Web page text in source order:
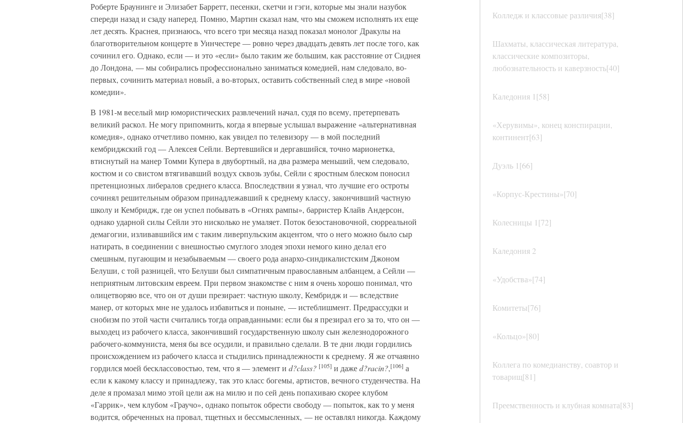
Колледж и классовые различия[38]
Шахматы, классическая литература,
классические композиторы,
любознательность и каверзность[40]
Каледония 1[58]
«Херувимы», конец конспирации,
континент[63]
Дуэль 1[66]
«Корпус-Крестины»[70]
Колесницы 1[72]
Каледония 2
«Удобства»[74]
Комитеты[76]
«Кольцо»[80]
Коллега по комедианству, соавтор и
товарищ[81]
Преемственность и клубная комната[83]
Роберте Браунинге и Элизабет Барретт, песенки, скетчи и гэги, которые мы знали назубок
спереди назад и сзаду наперед. Помню, Мартин сказал нам, что мы сможем исполнять их еще
лет десять. Краснея, признаюсь, что всего три месяца назад показал монолог Дракулы на
благотворительном концерте в Уинчестере — ровно через двадцать девять лет после того, как
сочинил его. Однако, если — и это «если» было таким же большим, как расстояние от Сиднея
до Лондона, — мы собирались профессионально заниматься комедией, нам следовало, во-
первых, сочинить материал новый, а во-вторых, оставить собственный след в мире «новой
комедии».
В 1981-м веселый мир юмористических развлечений начал, судя по всему, претерпевать
великий раскол. Не могу припомнить, когда я впервые услышал выражение «альтернативная
комедия», однако отчетливо помню, как увидел по телевизору — в мой последний
кембриджский год — Алексея Сейли. Вертевшийся и дергавшийся, точно марионетка,
втиснутый на манер Томми Купера в двубортный, на два размера меньший, чем следовало,
костюм и со свистом втягивавший воздух сквозь зубы, Сейли с яростным блеском поносил
претенциозных либералов среднего класса. Впоследствии я узнал, что лучшие его остроты
сочинял решительным образом принадлежавший к среднему классу, закончивший частную
школу и Кембридж, где он успел побывать в «Огнях рампы», барристер Клайв Андерсон,
однако ударной силы Сейли это нисколько не умаляет. Поток безостановочной, сюрреальной
демагогии, изливавшийся им с таким ливерпульским акцентом, что о него можно было сыр
натирать, в соединении с внешностью смуглого злодея эпохи немого кино делал его
смешным, пугающим и незабываемым — своего рода анархо-синдикалистским Джоном
Белуши, с той разницей, что Белуши был симпатичным православным албанцем, а Сейли —
неприятным литовским евреем. При первом знакомстве с ним я очень хорошо понимал, что
олицетворяю все, что он от души презирает: частную школу, Кембридж и — вследствие
манер, от которых мне не удалось избавиться и поныне, — истеблишмент. Предрассудки и
снобизм по этой части считались тогда оправданными: если бы я презирал его за то, что он —
выходец из рабочего класса, закончивший государственную школу сын железнодорожного
рабочего-коммуниста, меня бы все осудили, и правильно сделали. В те дни люди гордились
происхождением из рабочего класса и стыдились принадлежности к среднему. Я же отчаянно
гордился моей бесклассовостью, тем, что я — элемент и d?class? [105] и дажеd?racin?,[106] а
если к какому классу и принадлежу, так это класс богемы, артистов, вечного студенчества. На
деле я промазал мимо этой цели аж на милю и по сей день попахиваю скорее клубом
«Гаррик», чем клубом «Граучо», однако попыток обрести свободу — попыток, как то у меня
водится, обреченных на провал, тщетных и бессмысленных, — не оставлял никогда. Каждому